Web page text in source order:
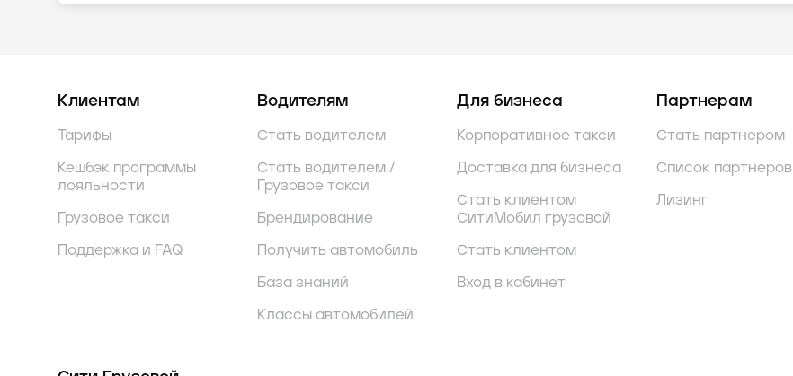
Клиентам
Тарифы
Кешбэк программы
лояльности
Грузовое такси
Поддержка и FAQ
Водителям
Стать водителем
Стать водителем /
Грузовое такси
Брендирование
Получить автомобиль
База знаний
Классы автомобилей
Для бизнеса
Корпоративное такси
Доставка для бизнеса
Стать клиентом
СитиМобил грузовой
Стать клиентом
Вход в кабинет
Партнерам
Стать партнером
Список партнеров
Лизинг